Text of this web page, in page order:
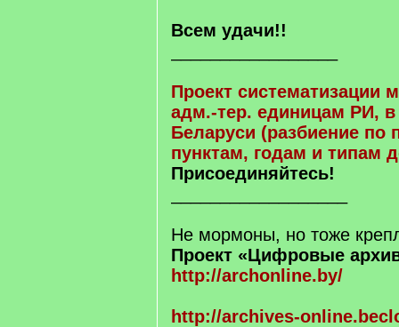
Всем удачи!!
Проект систематизации
адм.-тер. единицам РИ,
Беларуси (разбиение по
пунктам, годам и типам
Присоединяйтесь!
Не мормоны, но тоже
Проект «Цифровые
http://archonline.by/
http://archives-